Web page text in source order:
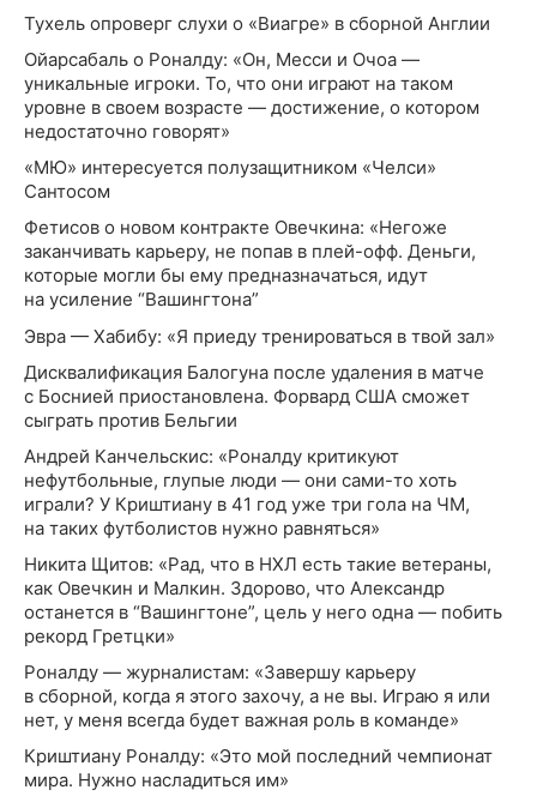
Тухель опроверг слухи о «Виагре» в сборной Англии
Ойарсабаль о Роналду: «Он, Месси и Очоа —
уникальные игроки. То, что они играют на таком
уровне в своем возрасте — достижение, о котором
недостаточно говорят»
«МЮ» интересуется полузащитником «Челси»
Сантосом
Фетисов о новом контракте Овечкина: «Негоже
заканчивать карьеру, не попав в плей-офф. Деньги,
которые могли бы ему предназначаться, идут
на усиление “Вашингтона”
Эвра — Хабибу: «Я приеду тренироваться в твой зал»
Дисквалификация Балогуна после удаления в матче
с Боснией приостановлена. Форвард США сможет
сыграть против Бельгии
Андрей Канчельскис: «Роналду критикуют
нефутбольные, глупые люди — они сами-то хоть
играли? У Криштиану в 41 год уже три гола на ЧМ,
на таких футболистов нужно равняться»
Никита Щитов: «Рад, что в НХЛ есть такие ветераны,
как Овечкин и Малкин. Здорово, что Александр
останется в “Вашингтоне”, цель у него одна — побить
рекорд Гретцки»
Роналду — журналистам: «Завершу карьеру
в сборной, когда я этого захочу, а не вы. Играю я или
нет, у меня всегда будет важная роль в команде»
Криштиану Роналду: «Это мой последний чемпионат
мира. Нужно насладиться им»